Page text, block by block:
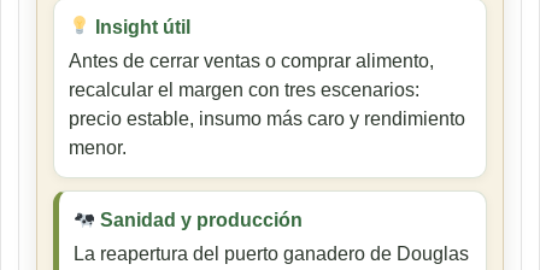
Insight útil
Antes de cerrar ventas o comprar alimento,
recalcular el margen con tres escenarios:
precio estable, insumo más caro y rendimiento
menor.
Sanidad y producción
La reapertura del puerto ganadero de Douglas